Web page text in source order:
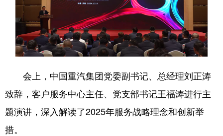
亚太网 投教基地
地方频道
政事 文旅 社会民生 山东产经
文娱 融媒秀 地市 科教
会上，中国重汽集团党委副书记、总经理刘正涛
致辞，客户服务中心主任、党支部书记王福涛进行主
题演讲，深入解读了2025年服务战略理念和创新举
措。